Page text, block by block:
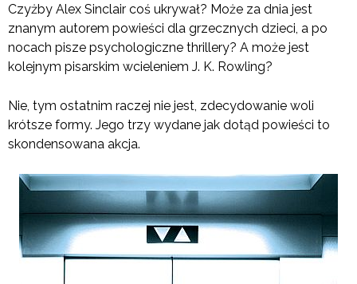
Czyżby Alex Sinclair coś ukrywał? Może za dnia jest
znanym autorem powieści dla grzecznych dzieci, a po
nocach pisze psychologiczne thrillery? A może jest
kolejnym pisarskim wcieleniem J. K. Rowling?
Nie, tym ostatnim raczej nie jest, zdecydowanie woli
krótsze formy. Jego trzy wydane jak dotąd powieści to
skondensowana akcja.